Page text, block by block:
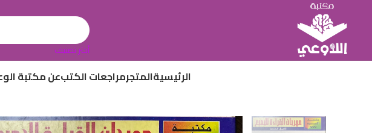
أختر تصنيف
الرئيسيةالمتجرمراجعات الكتبعن مكتبة